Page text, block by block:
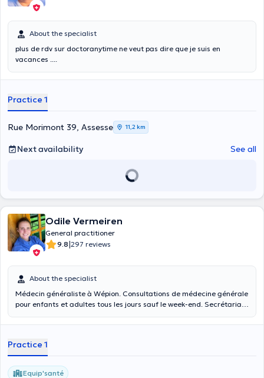
About the specialist
plus de rdv sur doctoranytime ne veut pas dire que je suis en
vacances ....
Practice 1
Rue Morimont 39, Assesse 11,2 km
Next availability See all
Odile Vermeiren
General practitioner
9.8|297 reviews
About the specialist
Médecin généraliste à Wépion. Consultations de médecine générale
pour enfants et adultes tous les jours sauf le week-end. Secrétariat
Practice 1
Equip'santé